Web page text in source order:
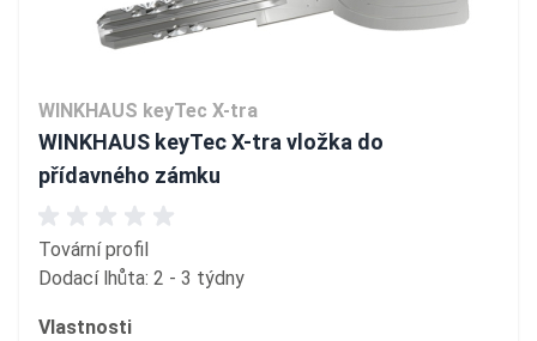
WINKHAUS keyTec X-tra
WINKHAUS keyTec X-tra vložka do
přídavného zámku
Tovární profil
Dodací lhůta: 2 - 3 týdny
Vlastnosti